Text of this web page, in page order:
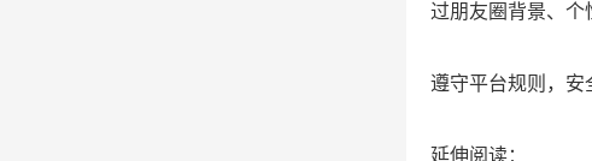
过朋友圈背景、个
遵守平台规则，安
延伸阅读：